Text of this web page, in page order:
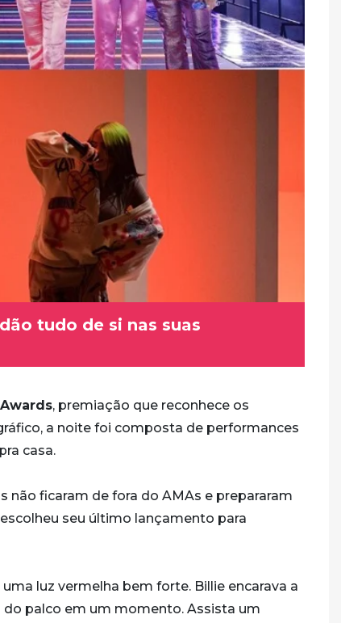
tudo de si nas suas
, premiação que reconhece os
a noite foi composta de performances
casa.
não ficaram de fora do AMAs e prepararam
seu último lançamento para
luz vermelha bem forte. Billie encarava a
palco em um momento. Assista um